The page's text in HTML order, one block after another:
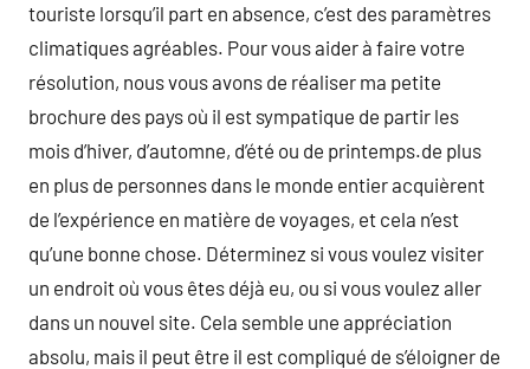
touriste lorsqu’il part en absence, c’est des paramètres
climatiques agréables. Pour vous aider à faire votre
résolution, nous vous avons de réaliser ma petite
brochure des pays où il est sympatique de partir les
mois d’hiver, d’automne, d’été ou de printemps.de plus
en plus de personnes dans le monde entier acquièrent
de l’expérience en matière de voyages, et cela n’est
qu’une bonne chose. Déterminez si vous voulez visiter
un endroit où vous êtes déjà eu, ou si vous voulez aller
dans un nouvel site. Cela semble une appréciation
absolu, mais il peut être il est compliqué de s’éloigner de